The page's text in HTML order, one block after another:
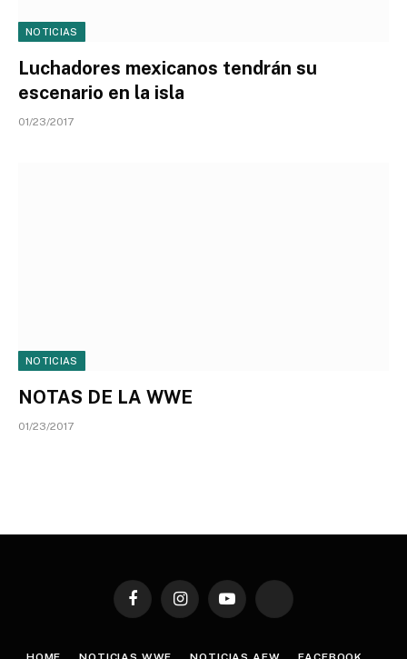
NOTICIAS
Luchadores mexicanos tendrán su
escenario en la isla
01/23/2017
NOTICIAS
NOTAS DE LA WWE
01/23/2017
FacebookInstagramYouTube TikTok